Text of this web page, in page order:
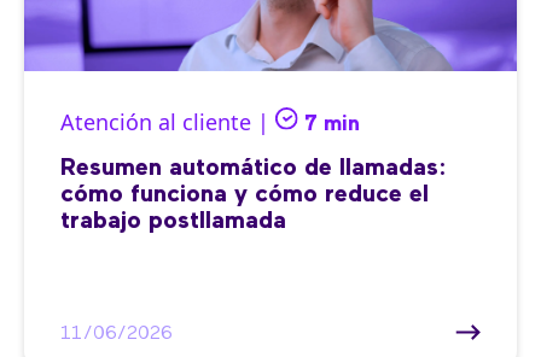
Atención al cliente | 7 min
Resumen automático de llamadas:
cómo funciona y cómo reduce el
trabajo postllamada
11/06/2026